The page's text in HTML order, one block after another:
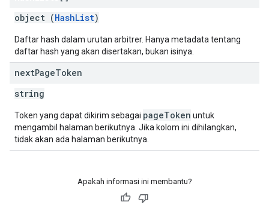
object (HashList)
Daftar hash dalam urutan arbitrer. Hanya metadata tentang
daftar hash yang akan disertakan, bukan isinya.
nextPageToken
string
Token yang dapat dikirim sebagai pageToken untuk
mengambil halaman berikutnya. Jika kolom ini dihilangkan,
tidak akan ada halaman berikutnya.
Apakah informasi ini membantu?